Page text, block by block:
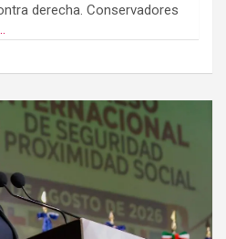
derecha. Conservadores